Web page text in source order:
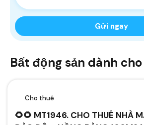
Bất động sản dành
Cho thuê
🌻🌻 MT1946. CHO THUÊ NHÀ